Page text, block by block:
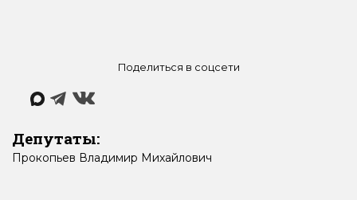
Поделиться в соцсети
Депутаты:
Прокопьев Владимир Михайлович